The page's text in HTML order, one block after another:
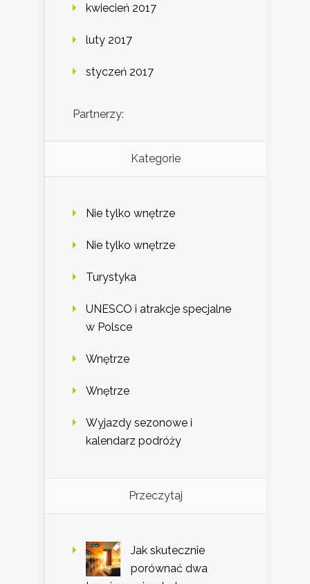
kwiecień 2017
luty 2017
styczeń 2017
Partnerzy:
Kategorie
Nie tylko wnętrze
Nie tylko wnętrze
Turystyka
UNESCO i atrakcje specjalne
w Polsce
Wnętrze
Wnętrze
Wyjazdy sezonowe i
kalendarz podróży
Przeczytaj
Jak skutecznie
porównać dwa